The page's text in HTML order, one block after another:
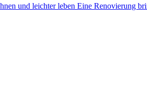
und leichter leben Eine Renovierung